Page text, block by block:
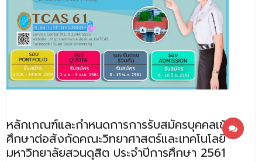
- ประวัติความเป็นมาของคณะ
- บุคลากร
- - สำนักงานคณะวิทยาศาสตร์และเทคโนโลยี
- - บุคลากรวิชาการ
หลักสูตร
- วิทยาศาสตรบัณฑิต
หลักเกณฑ์และกำหนดการการรับสมัครบุคคลเข้า
ศึกษาต่อสังกัดคณะวิทยาศาสตร์และเทคโนโลยี
มหาวิทยาลัยสวนดุสิต ประจำปีการศึกษา 2561